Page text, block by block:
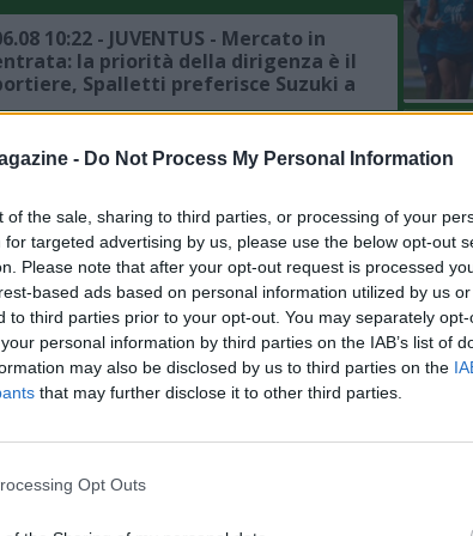
- Do Not Process My Personal Information
of the sale, sharing to third parties, or processing of your
targeted advertising by us, please use the below opt-out
Please note that after your opt-out request is processed
based ads based on personal information utilized by us
to third parties prior to your opt-out. You may separately
personal information by third parties on the IAB’s list of
may also be disclosed by us to third parties on the
that may further disclose it to other third parties.
Opt Outs
10:22 - JUVENTUS - Mercato in
la priorità della dirigenza è il
Spalletti preferisce Suzuki a
10:17 - IL COMMENTO -
Zazzaroni: "Mercato ed esterofilia
ha il passaporto della Repubblica
10:09 - MERCATO - Inter, si fa
la questione Romero, il
sulla trattativa
02:00 - MERCATO - Manchester
si raffredda la pista Watkins,
00:42 - ROMA - Ghilardi: "Il
del